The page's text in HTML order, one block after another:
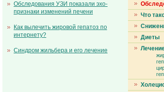
Обследования УЗИ показали эхо-
признаки изменений печени
Как вылечить жировой гепатоз по
интернету?
Синдром жильбера и его лечение
Что
Диеты